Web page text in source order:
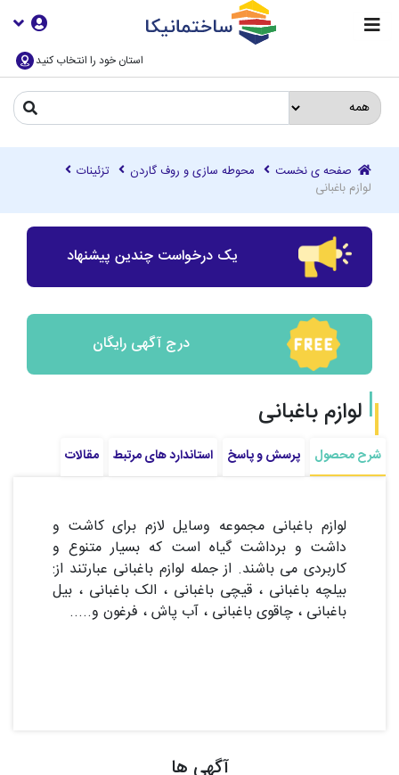
استان خود را انتخاب کنید
صفحه ی نخست محوطه سازی و روف گاردن
تزئینات
لوازم باغبانی
یک درخواست چندین پیشنهاد
درج آگهی رایگان
لوازم باغبانی
شرح محصول پرسش و پاسخ استاندارد های مرتبط مقالات
لوازم باغبانی مجموعه وسایل لازم برای کاشت و
داشت و برداشت گیاه است که بسیار متنوع و
کاربردی می باشند. از جمله لوازم باغبانی عبارتند از:
بیلچه باغبانی ، قیچی باغبانی ، الک باغبانی ، بیل
باغبانی ، چاقوی باغبانی ، آب پاش ، فرغون و.....
آگهی ها